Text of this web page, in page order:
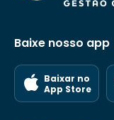
Baixe nosso app
Baixar no
App Store